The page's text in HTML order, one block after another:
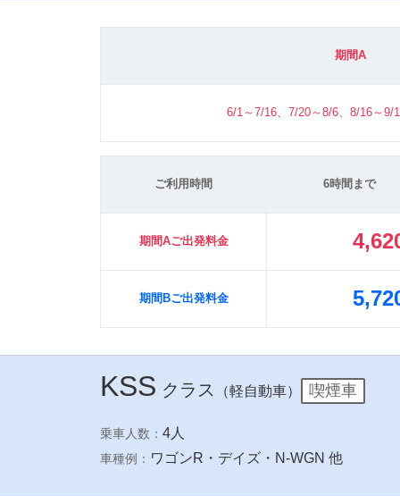
期間A
6/1～7/16、7/20～8/6、8/16～9/
ご利用時間 6時間まで
期間Aご出発料金
期間Bご出発料金
KSS クラス （軽自動車） 喫煙車
乗車人数： 4人
車種例： ワゴンR・デイズ・N-WGN 他